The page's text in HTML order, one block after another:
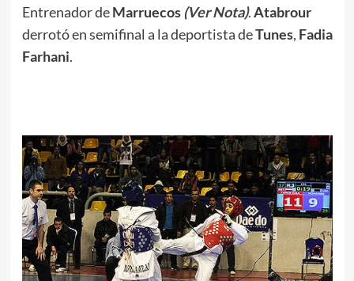
Entrenador deMarruecos (Ver Nota).Atabrour
derrotó en semifinal a la deportista deTunes, Fadia
Farhani.